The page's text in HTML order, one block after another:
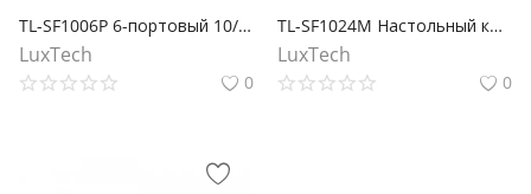
TL-SF1006P 6-портовый 10/100 Мбит/с настольный коммутатор с 4 портами PoE+
LuxTech
0
TL-SF1024M Настольный коммутатор с 24 портами 10/100 Мбит/с
LuxTech
0